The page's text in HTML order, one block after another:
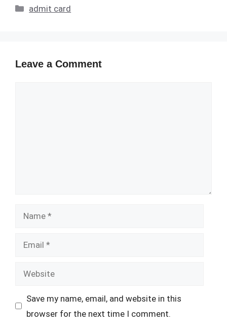
Categories
admit card
Leave a Comment
Name
Email
Website
Save my name, email, and website in this
browser for the next time I comment.